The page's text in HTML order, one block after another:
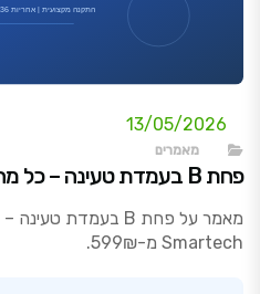
13/05/2026
מאמרים
פחת B בעמדת טעינה – כל מה שצריך לדעת
Smartech מ-599₪.